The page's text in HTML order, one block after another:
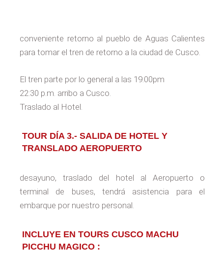
conveniente retorno al pueblo de Aguas Calientes
para tomar el tren de retorno a la ciudad de Cusco.
El tren parte por lo general a las 19:00pm
22:30 p.m. arribo a Cusco.
Traslado al Hotel.
TOUR DÍA 3.- SALIDA DE HOTEL Y
TRANSLADO AEROPUERTO
desayuno, traslado del hotel al Aeropuerto o
terminal de buses, tendrá asistencia para el
embarque por nuestro personal.
INCLUYE EN TOURS CUSCO MACHU
PICCHU MAGICO :